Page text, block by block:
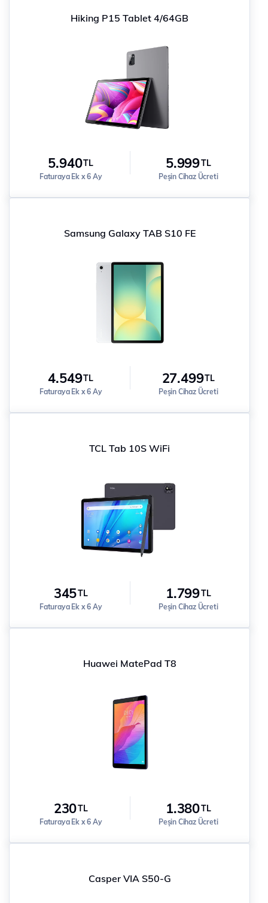
Hiking P15 Tablet 4/64GB
5.940TL
Faturaya Ek x 6 Ay
5.999TL
Peşin Cihaz Ücreti
Samsung Galaxy TAB S10 FE
4.549TL
Faturaya Ek x 6 Ay
27.499TL
Peşin Cihaz Ücreti
TCL Tab 10S WiFi
345TL
Faturaya Ek x 6 Ay
1.799TL
Peşin Cihaz Ücreti
Huawei MatePad T8
230TL
Faturaya Ek x 6 Ay
1.380TL
Peşin Cihaz Ücreti
Casper VIA S50-G